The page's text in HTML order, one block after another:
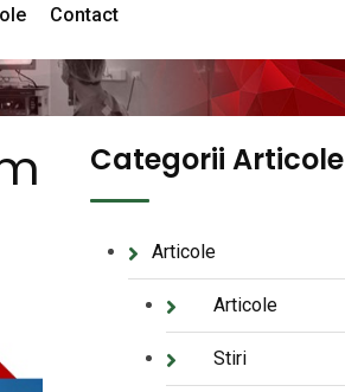
Contact
Categorii Articole
Articole
Articole
Stiri